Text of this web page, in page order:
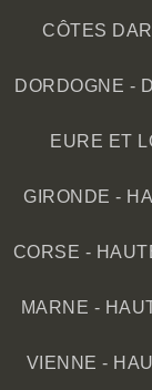
CÔTES
DORDOGNE -
EURE ET
GIRONDE -
CORSE -
MARNE -
VIENNE -